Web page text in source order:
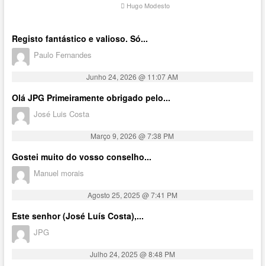
Hugo Modesto
Registo fantástico e valioso. Só...
Paulo Fernandes
Junho 24, 2026 @ 11:07 AM
Olá JPG Primeiramente obrigado pelo...
José Luis Costa
Março 9, 2026 @ 7:38 PM
Gostei muito do vosso conselho...
Manuel morais
Agosto 25, 2025 @ 7:41 PM
Este senhor (José Luís Costa),...
JPG
Julho 24, 2025 @ 8:48 PM